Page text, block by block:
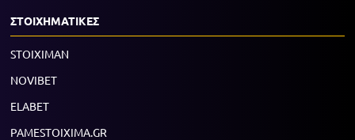
ΣΤΟΙΧΗΜΑΤΙΚΕΣ
STOIXIMAN
NOVIBET
ELABET
PAMESTOIXIMA.GR